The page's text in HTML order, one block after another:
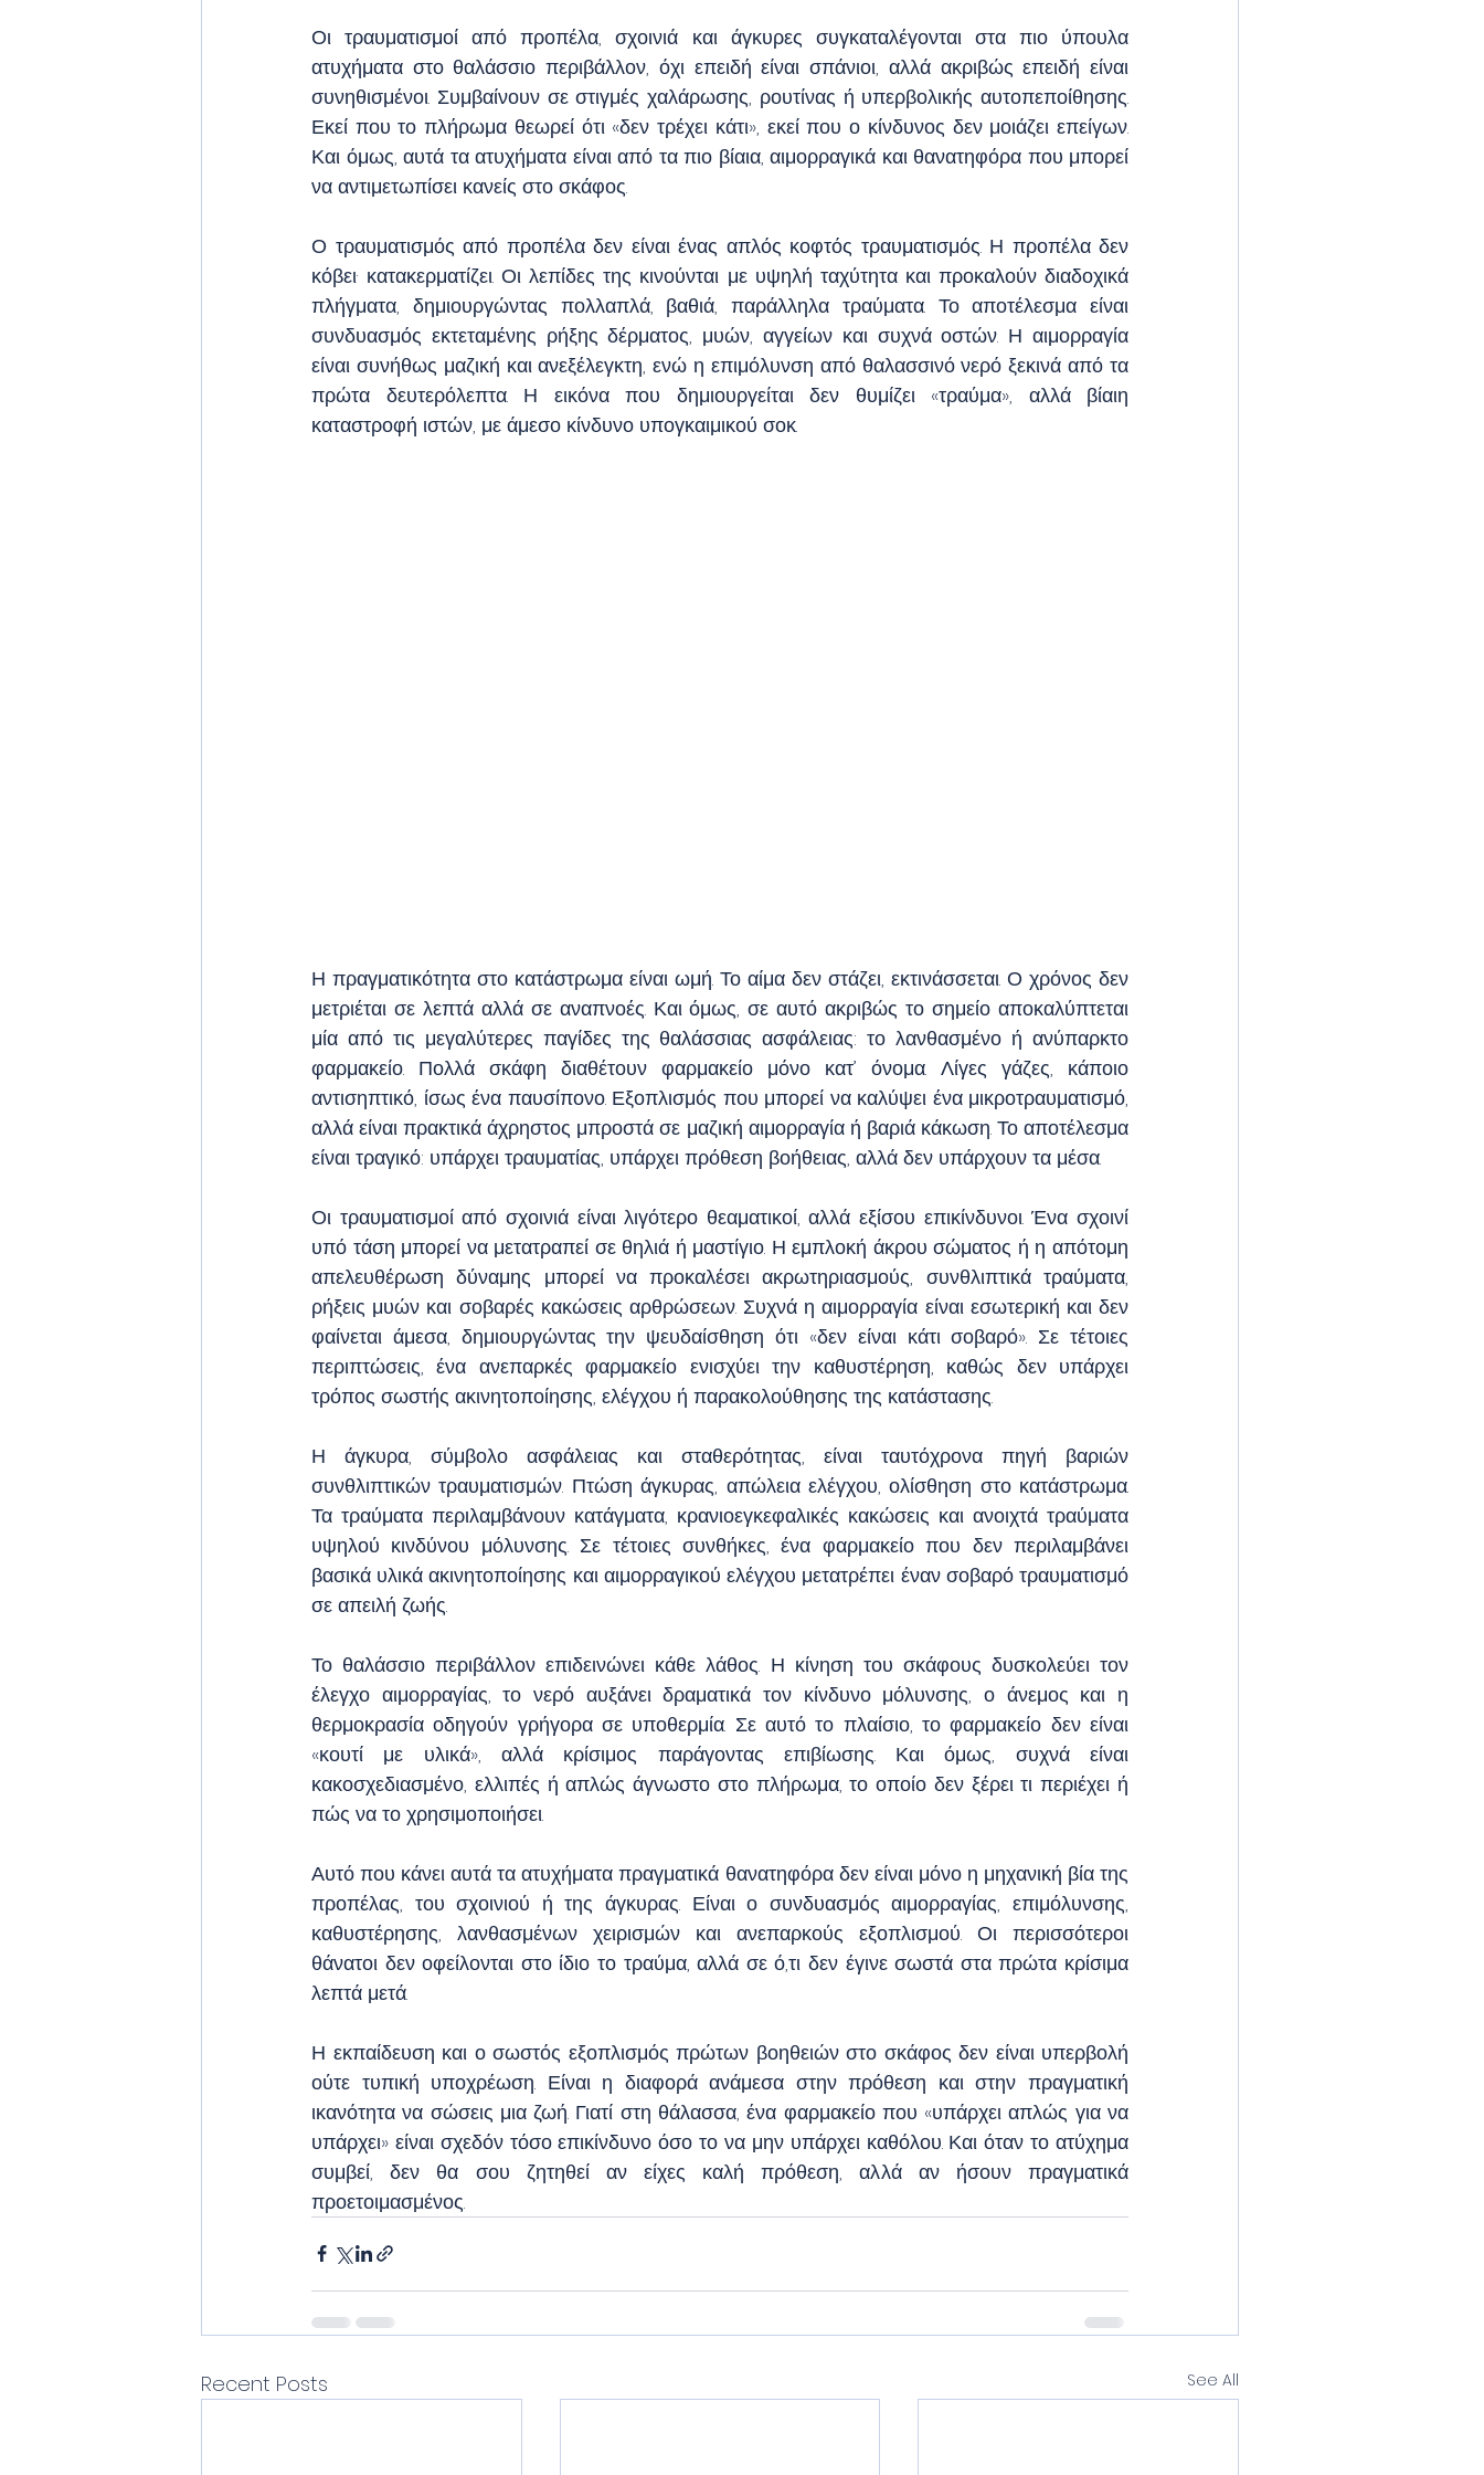
Οι τραυματισμοί από προπέλα, σχοινιά και άγκυρες συγκαταλέγονται στα πιο ύπουλα
ατυχήματα στο θαλάσσιο περιβάλλον, όχι επειδή είναι σπάνιοι, αλλά ακριβώς επειδή είναι
συνηθισμένοι. Συμβαίνουν σε στιγμές χαλάρωσης, ρουτίνας ή υπερβολικής αυτοπεποίθησης.
Εκεί που το πλήρωμα θεωρεί ότι «δεν τρέχει κάτι», εκεί που ο κίνδυνος δεν μοιάζει επείγων.
Και όμως, αυτά τα ατυχήματα είναι από τα πιο βίαια, αιμορραγικά και θανατηφόρα που μπορεί
να αντιμετωπίσει κανείς στο σκάφος.
Ο τραυματισμός από προπέλα δεν είναι ένας απλός κοφτός τραυματισμός. Η προπέλα δεν
κόβει· κατακερματίζει. Οι λεπίδες της κινούνται με υψηλή ταχύτητα και προκαλούν διαδοχικά
πλήγματα, δημιουργώντας πολλαπλά, βαθιά, παράλληλα τραύματα. Το αποτέλεσμα είναι
συνδυασμός εκτεταμένης ρήξης δέρματος, μυών, αγγείων και συχνά οστών. Η αιμορραγία
είναι συνήθως μαζική και ανεξέλεγκτη, ενώ η επιμόλυνση από θαλασσινό νερό ξεκινά από τα
πρώτα δευτερόλεπτα. Η εικόνα που δημιουργείται δεν θυμίζει «τραύμα», αλλά βίαιη
καταστροφή ιστών, με άμεσο κίνδυνο υπογκαιμικού σοκ.
Η πραγματικότητα στο κατάστρωμα είναι ωμή. Το αίμα δεν στάζει, εκτινάσσεται. Ο χρόνος δεν
μετριέται σε λεπτά αλλά σε αναπνοές. Και όμως, σε αυτό ακριβώς το σημείο αποκαλύπτεται
μία από τις μεγαλύτερες παγίδες της θαλάσσιας ασφάλειας: το λανθασμένο ή ανύπαρκτο
φαρμακείο. Πολλά σκάφη διαθέτουν φαρμακείο μόνο κατ’ όνομα. Λίγες γάζες, κάποιο
αντισηπτικό, ίσως ένα παυσίπονο. Εξοπλισμός που μπορεί να καλύψει ένα μικροτραυματισμό,
αλλά είναι πρακτικά άχρηστος μπροστά σε μαζική αιμορραγία ή βαριά κάκωση. Το αποτέλεσμα
είναι τραγικό: υπάρχει τραυματίας, υπάρχει πρόθεση βοήθειας, αλλά δεν υπάρχουν τα μέσα.
Οι τραυματισμοί από σχοινιά είναι λιγότερο θεαματικοί, αλλά εξίσου επικίνδυνοι. Ένα σχοινί
υπό τάση μπορεί να μετατραπεί σε θηλιά ή μαστίγιο. Η εμπλοκή άκρου σώματος ή η απότομη
απελευθέρωση δύναμης μπορεί να προκαλέσει ακρωτηριασμούς, συνθλιπτικά τραύματα,
ρήξεις μυών και σοβαρές κακώσεις αρθρώσεων. Συχνά η αιμορραγία είναι εσωτερική και δεν
φαίνεται άμεσα, δημιουργώντας την ψευδαίσθηση ότι «δεν είναι κάτι σοβαρό». Σε τέτοιες
περιπτώσεις, ένα ανεπαρκές φαρμακείο ενισχύει την καθυστέρηση, καθώς δεν υπάρχει
τρόπος σωστής ακινητοποίησης, ελέγχου ή παρακολούθησης της κατάστασης.
Η άγκυρα, σύμβολο ασφάλειας και σταθερότητας, είναι ταυτόχρονα πηγή βαριών
συνθλιπτικών τραυματισμών. Πτώση άγκυρας, απώλεια ελέγχου, ολίσθηση στο κατάστρωμα.
Τα τραύματα περιλαμβάνουν κατάγματα, κρανιοεγκεφαλικές κακώσεις και ανοιχτά τραύματα
υψηλού κινδύνου μόλυνσης. Σε τέτοιες συνθήκες, ένα φαρμακείο που δεν περιλαμβάνει
βασικά υλικά ακινητοποίησης και αιμορραγικού ελέγχου μετατρέπει έναν σοβαρό τραυματισμό
σε απειλή ζωής.
Το θαλάσσιο περιβάλλον επιδεινώνει κάθε λάθος. Η κίνηση του σκάφους δυσκολεύει τον
έλεγχο αιμορραγίας, το νερό αυξάνει δραματικά τον κίνδυνο μόλυνσης, ο άνεμος και η
θερμοκρασία οδηγούν γρήγορα σε υποθερμία. Σε αυτό το πλαίσιο, το φαρμακείο δεν είναι
«κουτί με υλικά», αλλά κρίσιμος παράγοντας επιβίωσης. Και όμως, συχνά είναι
κακοσχεδιασμένο, ελλιπές ή απλώς άγνωστο στο πλήρωμα, το οποίο δεν ξέρει τι περιέχει ή
πώς να το χρησιμοποιήσει.
Αυτό που κάνει αυτά τα ατυχήματα πραγματικά θανατηφόρα δεν είναι μόνο η μηχανική βία της
προπέλας, του σχοινιού ή της άγκυρας. Είναι ο συνδυασμός αιμορραγίας, επιμόλυνσης,
καθυστέρησης, λανθασμένων χειρισμών και ανεπαρκούς εξοπλισμού. Οι περισσότεροι
θάνατοι δεν οφείλονται στο ίδιο το τραύμα, αλλά σε ό,τι δεν έγινε σωστά στα πρώτα κρίσιμα
λεπτά μετά.
Η εκπαίδευση και ο σωστός εξοπλισμός πρώτων βοηθειών στο σκάφος δεν είναι υπερβολή
ούτε τυπική υποχρέωση. Είναι η διαφορά ανάμεσα στην πρόθεση και στην πραγματική
ικανότητα να σώσεις μια ζωή. Γιατί στη θάλασσα, ένα φαρμακείο που «υπάρχει απλώς για να
υπάρχει» είναι σχεδόν τόσο επικίνδυνο όσο το να μην υπάρχει καθόλου. Και όταν το ατύχημα
συμβεί, δεν θα σου ζητηθεί αν είχες καλή πρόθεση, αλλά αν ήσουν πραγματικά
προετοιμασμένος.
Recent Posts See All